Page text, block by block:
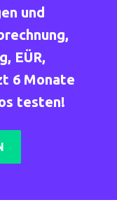
und
EÜR,
6 Monate
testen!